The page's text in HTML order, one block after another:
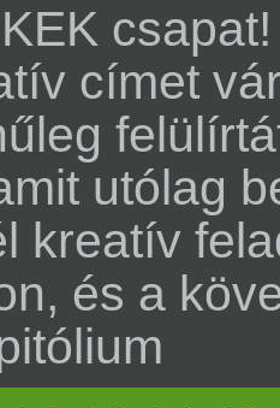
csapat!
címet
utólag
kreatív
és a